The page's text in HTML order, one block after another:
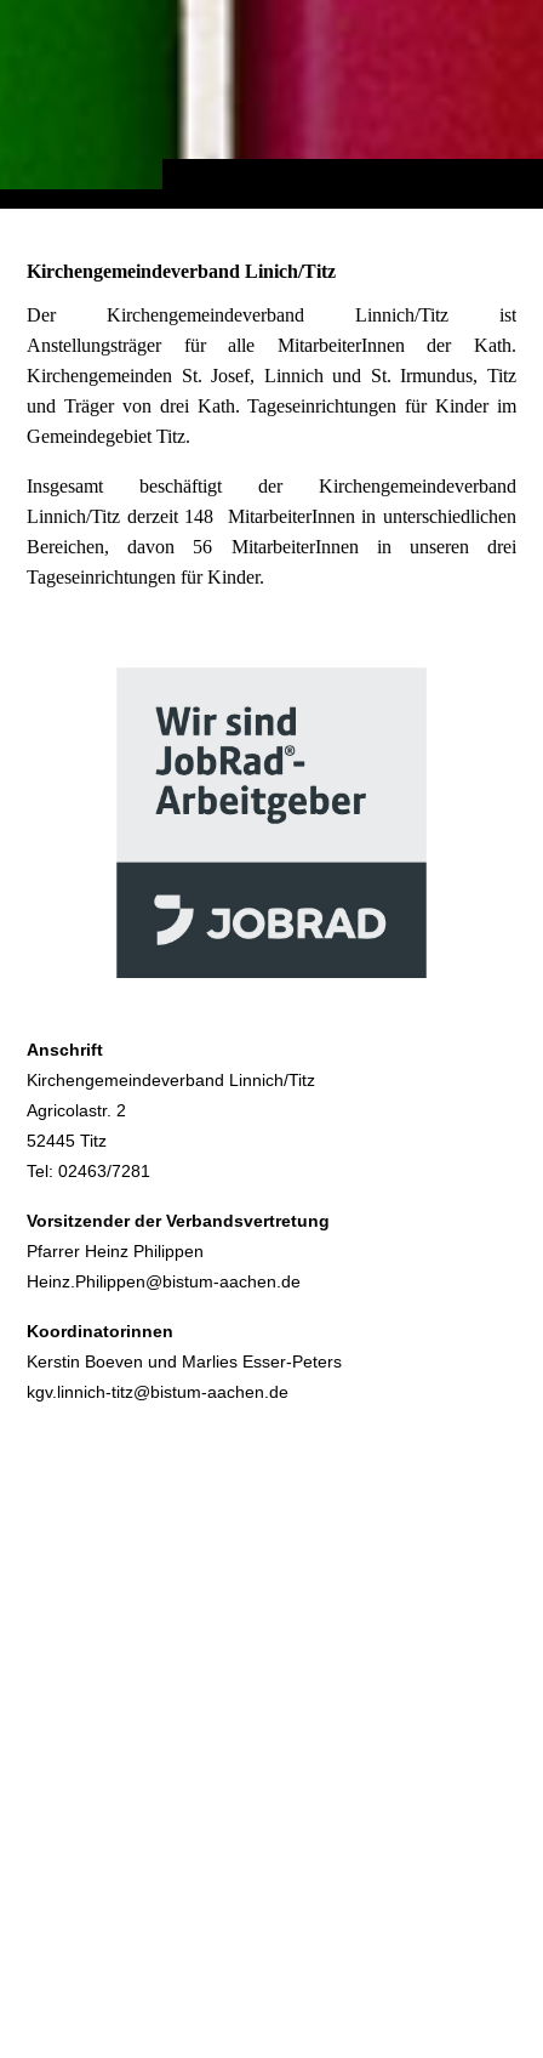
Kirchengemeindeverband Linich/Titz
Der Kirchengemeindeverband Linnich/Titz ist
Anstellungsträger für alle MitarbeiterInnen der Kath.
Kirchengemeinden St. Josef, Linnich und St. Irmundus, Titz
und Träger von drei Kath. Tageseinrichtungen für Kinder im
Gemeindegebiet Titz.
Insgesamt beschäftigt der Kirchengemeindeverband
Linnich/Titz derzeit 148 MitarbeiterInnen in unterschiedlichen
Bereichen, davon 56 MitarbeiterInnen in unseren drei
Tageseinrichtungen für Kinder.
Anschrift
Kirchengemeindeverband Linnich/Titz
Agricolastr. 2
52445 Titz
Tel: 02463/7281
Vorsitzender der Verbandsvertretung
Pfarrer Heinz Philippen
Heinz.Philippen@bistum-aachen.de
Koordinatorinnen
Kerstin Boeven und Marlies Esser-Peters
kgv.linnich-titz@bistum-aachen.de